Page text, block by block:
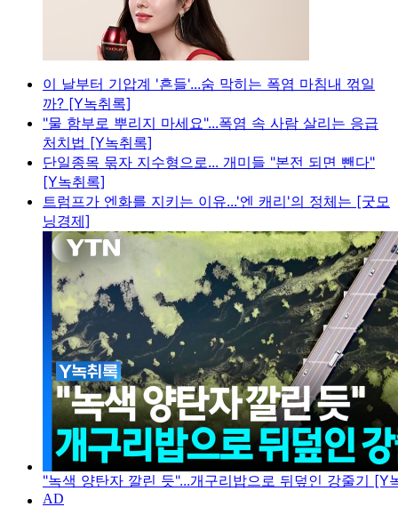
이 날부터 기압계 '흔들'...숨 막히는 폭염 마침내 꺾일
까? [Y녹취록]
"물 함부로 뿌리지 마세요"...폭염 속 사람 살리는 응급
처치법 [Y녹취록]
단일종목 묶자 지수형으로... 개미들 "본전 되면 뺀다"
[Y녹취록]
트럼프가 엔화를 지키는 이유...'엔 캐리'의 정체는 [굿모
닝경제]
"녹색 양탄자 깔린 듯"...개구리밥으로 뒤덮인 강줄기 [Y